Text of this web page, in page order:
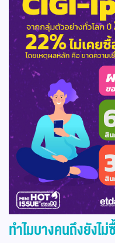
ทำไมบางคนถึงยังไ